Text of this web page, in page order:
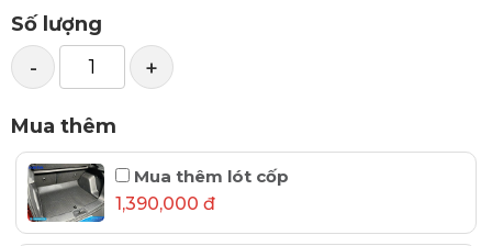
Số lượng
- +
Mua thêm
Mua thêm lót cốp
1,390,000 đ